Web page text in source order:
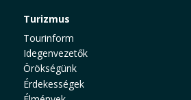
Turizmus
Tourinform
Idegenvezetők
Örökségünk
Érdekességek